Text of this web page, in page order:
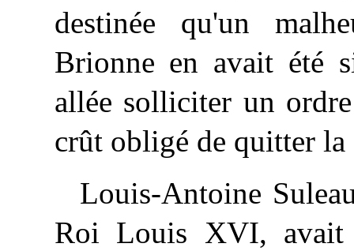
destinée qu'un
Brionne en avait été
allée solliciter un
crût obligé de quitter la
Louis-Antoine
Roi Louis XVI, avait